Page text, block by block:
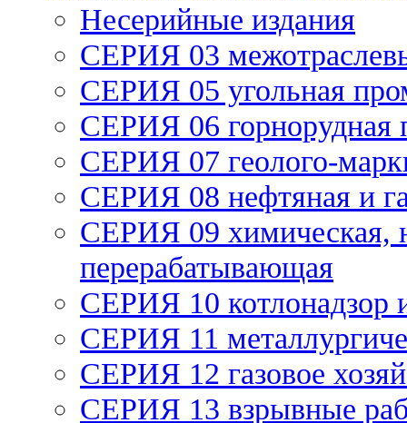
Несерийные издания
СЕРИЯ 03
СЕРИЯ 05 угольная
СЕРИЯ 06 горнорудная
СЕРИЯ 07 геолого-
СЕРИЯ 08 нефтяная и
СЕРИЯ 09 химическая,
перерабатывающая
СЕРИЯ 10 котлонадзор
СЕРИЯ 11
СЕРИЯ 12 газовое
СЕРИЯ 13 взрывные